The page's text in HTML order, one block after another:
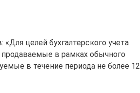
целей бухгалтерского учета
в рамках обычного
в течение периода не более 12